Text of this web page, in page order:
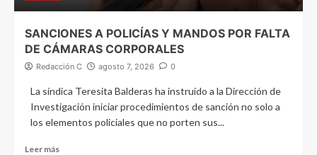
SANCIONES A POLICÍAS Y MANDOS POR FALTA
DE CÁMARAS CORPORALES
Redacción C agosto 7, 2026 0
La síndica Teresita Balderas ha instruido a la Dirección de
Investigación iniciar procedimientos de sanción no solo a
los elementos policiales que no porten sus...
Leer más